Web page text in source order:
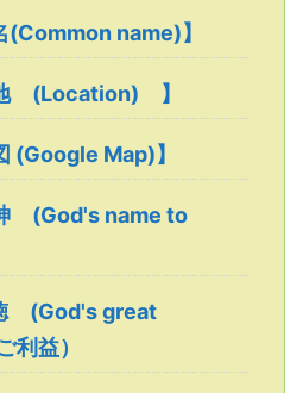
(Common name)】
(Location) 】
(Google Map)】
(God's name to
(God's great
利益）